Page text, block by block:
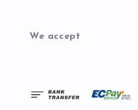
We accept